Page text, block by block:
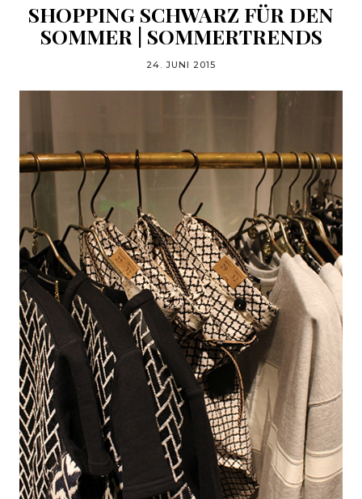
SHOPPING SCHWARZ FÜR DEN
SOMMER | SOMMERTRENDS
24. JUNI 2015